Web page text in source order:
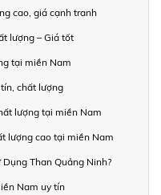
cao, giá cạnh tranh
lượng – Giá tốt
tại miền Nam
chất lượng
lượng tại miền Nam
lượng cao tại miền Nam
Than Quảng Ninh?
Nam uy tín